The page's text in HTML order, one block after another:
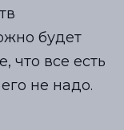
будет
что все есть
не надо.